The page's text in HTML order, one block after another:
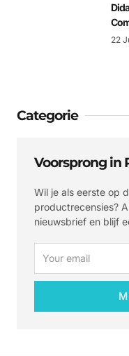
22
Categorie
Voorsprong in
Wil je als eerste op
productrecensies?
nieuwsbrief en blijf